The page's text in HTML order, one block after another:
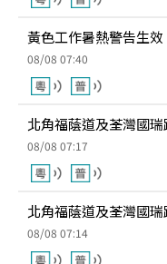
黃色工作暑熱警告生效
08/08 07:40
北角福蔭道及荃灣國
08/08 07:17
北角福蔭道及荃灣國
08/08 07:14